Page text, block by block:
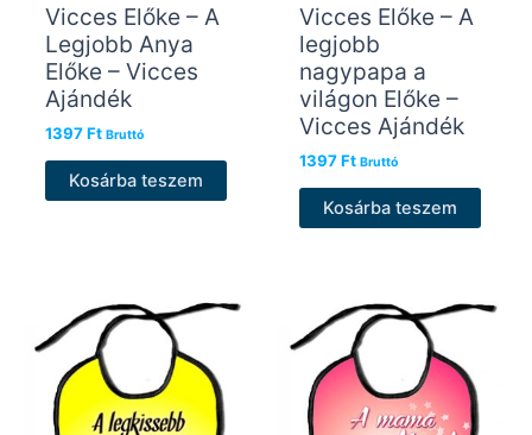
Vicces Előke – A
Legjobb Anya
Előke – Vicces
Ajándék
1397Ft Bruttó
Kosárba teszem
Vicces Előke – A
legjobb
nagypapa a
világon Előke –
Vicces Ajándék
1397Ft Bruttó
Kosárba teszem